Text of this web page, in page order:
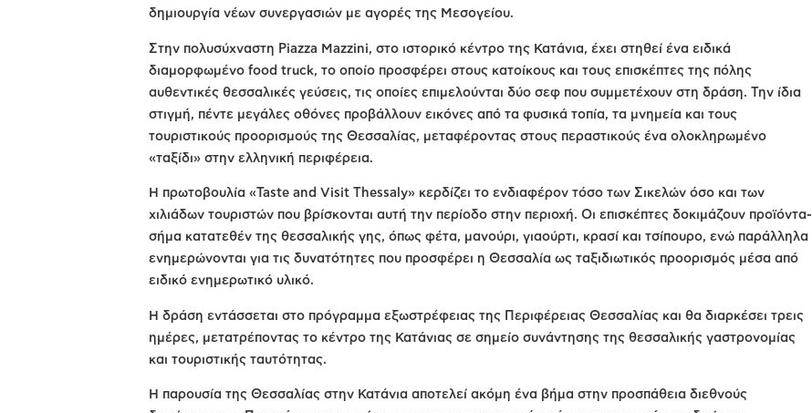
δημιουργία νέων συνεργασιών με αγορές της Μεσογείου.
Στην πολυσύχναστη Piazza Mazzini, στο ιστορικό κέντρο της Κατάνια, έχει στηθεί ένα ειδικά
διαμορφωμένο food truck, το οποίο προσφέρει στους κατοίκους και τους επισκέπτες της πόλης
αυθεντικές θεσσαλικές γεύσεις, τις οποίες επιμελούνται δύο σεφ που συμμετέχουν στη δράση. Την ίδια
στιγμή, πέντε μεγάλες οθόνες προβάλλουν εικόνες από τα φυσικά τοπία, τα μνημεία και τους
τουριστικούς προορισμούς της Θεσσαλίας, μεταφέροντας στους περαστικούς ένα ολοκληρωμένο
«ταξίδι» στην ελληνική περιφέρεια.
Η πρωτοβουλία «Taste and Visit Thessaly» κερδίζει το ενδιαφέρον τόσο των Σικελών όσο και των
χιλιάδων τουριστών που βρίσκονται αυτή την περίοδο στην περιοχή. Οι επισκέπτες δοκιμάζουν προϊόντα-
σήμα κατατεθέν της θεσσαλικής γης, όπως φέτα, μανούρι, γιαούρτι, κρασί και τσίπουρο, ενώ παράλληλα
ενημερώνονται για τις δυνατότητες που προσφέρει η Θεσσαλία ως ταξιδιωτικός προορισμός μέσα από
ειδικό ενημερωτικό υλικό.
Η δράση εντάσσεται στο πρόγραμμα εξωστρέφειας της Περιφέρειας Θεσσαλίας και θα διαρκέσει τρεις
ημέρες, μετατρέποντας το κέντρο της Κατάνιας σε σημείο συνάντησης της θεσσαλικής γαστρονομίας
και τουριστικής ταυτότητας.
Η παρουσία της Θεσσαλίας στην Κατάνια αποτελεί ακόμη ένα βήμα στην προσπάθεια διεθνούς